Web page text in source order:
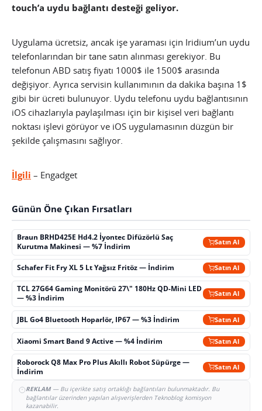
touch’a uydu bağlantı desteği geliyor.
Uygulama ücretsiz, ancak işe yaraması için Iridium’un uydu
telefonlarından bir tane satın alınması gerekiyor. Bu
telefonun ABD satış fiyatı 1000$ ile 1500$ arasında
değişiyor. Ayrıca servisin kullanımının da dakika başına 1$
gibi bir ücreti bulunuyor. Uydu telefonu uydu bağlantısının
iOS cihazlarıyla paylaşılması için bir kişisel veri bağlantı
noktası işlevi görüyor ve iOS uygulamasının düzgün bir
şekilde çalışmasını sağlıyor.
İlgili – Engadget
Günün Öne Çıkan Fırsatları
Braun BRHD425E Hd4.2 İyontec Difüzörlü Saç
Kurutma Makinesi — %7 İndirim
Satın Al
Schafer Fit Fry XL 5 Lt Yağsız Fritöz — İndirim Satın Al
TCL 27G64 Gaming Monitörü 27\" 180Hz QD-Mini LED
— %3 İndirim
Satın Al
JBL Go4 Bluetooth Hoparlör, IP67 — %3 İndirim Satın Al
Xiaomi Smart Band 9 Active — %4 İndirim Satın Al
Roborock Q8 Max Pro Plus Akıllı Robot Süpürge —
İndirim
Satın Al
REKLAM— Bu içerikte satış ortaklığı bağlantıları bulunmaktadır. Bu
bağlantılar üzerinden yapılan alışverişlerden Teknoblog komisyon
kazanabilir.